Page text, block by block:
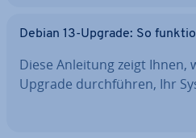
Debian 13-Upgrade: So
Diese Anleitung zeigt Ihnen,
Upgrade durch­füh­ren, Ihr